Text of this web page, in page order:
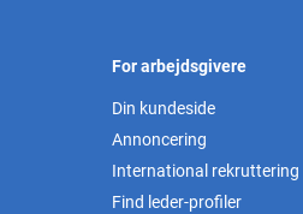
For arbejdsgivere
Din kundeside
Annoncering
International rekruttering
Find leder-profiler